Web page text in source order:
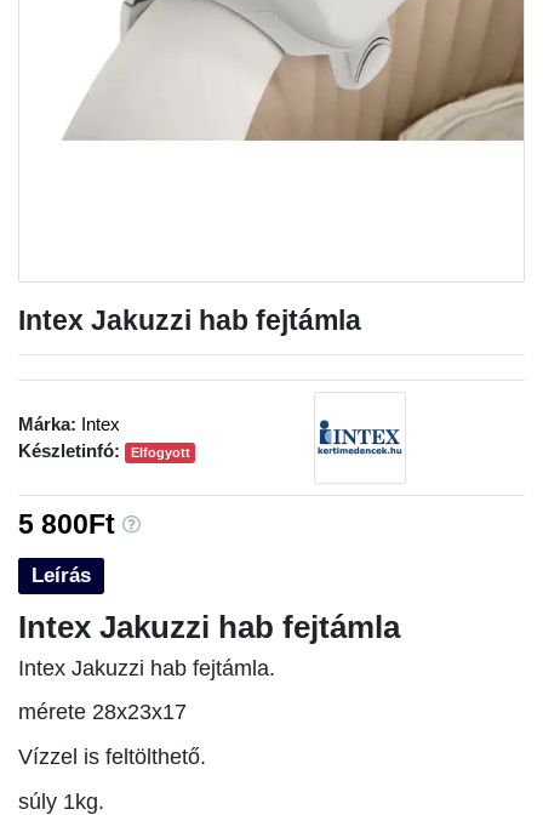
Intex Jakuzzi hab fejtámla
Leírás
Intex Jakuzzi hab fejtámla
Intex Jakuzzi hab fejtámla.
mérete 28x23x17
Vízzel is feltölthető.
súly 1kg.
Márka: Intex
Készletinfó:
Elfogyott
5 800Ft